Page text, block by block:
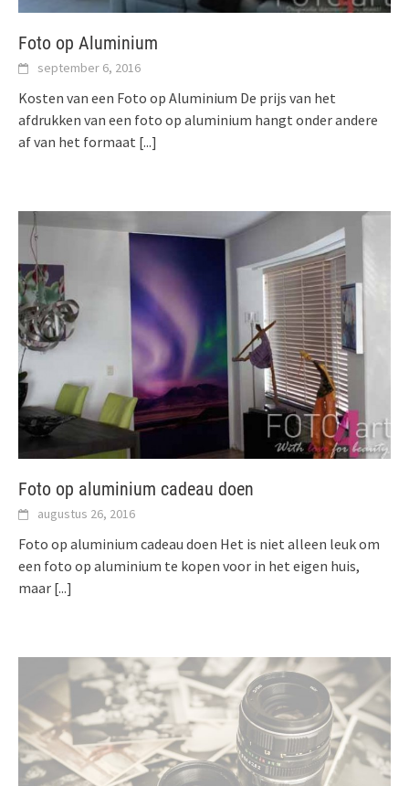
Foto op Aluminium
september 6, 2016
Kosten van een Foto op Aluminium De prijs van het
afdrukken van een foto op aluminium hangt onder andere
af van het formaat [...]
Foto op aluminium cadeau doen
augustus 26, 2016
Foto op aluminium cadeau doen Het is niet alleen leuk om
een foto op aluminium te kopen voor in het eigen huis,
maar [...]